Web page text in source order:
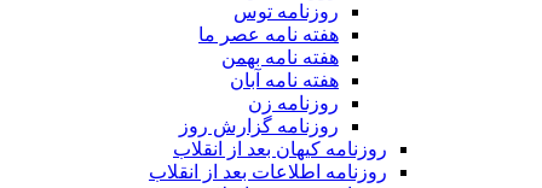
روزنامه توس
هفته نامه عصر ما
هفته نامه بهمن
هفته نامه آبان
روزنامه زن
روزنامه گزارش روز
روزنامه کیهان بعد از انقلاب
روزنامه اطلاعات بعد از انقلاب